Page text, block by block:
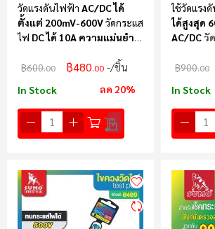
วัดแรงดันไฟฟ้า AC/DC ได้
ตั้งแต่ 200mV-600Vวัดกระแส
ไฟ DC ได้ 10A ความแม่นยำ
฿600.00 ฿480.00 /ชิ้น
In Stock ลด 20%
ใช้วัดแรง
ได้สูงสุด
AC/DCวั
฿900.00
In Stock